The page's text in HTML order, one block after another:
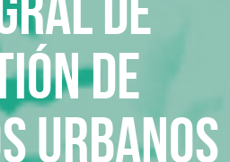
de
Urbanos